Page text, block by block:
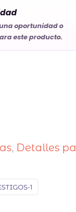
oportunidad o
este producto.
, Detalles
1